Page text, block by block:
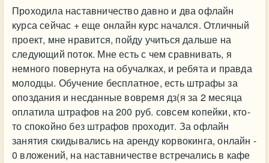
Проходила наставничество давно и два офлайн
курса сейчас + еще онлайн курс начался. Отличный
проект, мне нравится, пойду учиться дальше на
следующий поток. Мне есть с чем сравнивать, я
немного повернута на обучалках, и ребята и правда
молодцы. Обучение бесплатное, есть штрафы за
опоздания и несданные вовремя дз(я за 2 месяца
оплатила штрафов на 200 руб. совсем копейки, кто-
то спокойно без штрафов проходит. За офлайн
занятия скидывались на аренду корвокинга, онлайн -
0 вложений, на наставничестве встречались в кафе